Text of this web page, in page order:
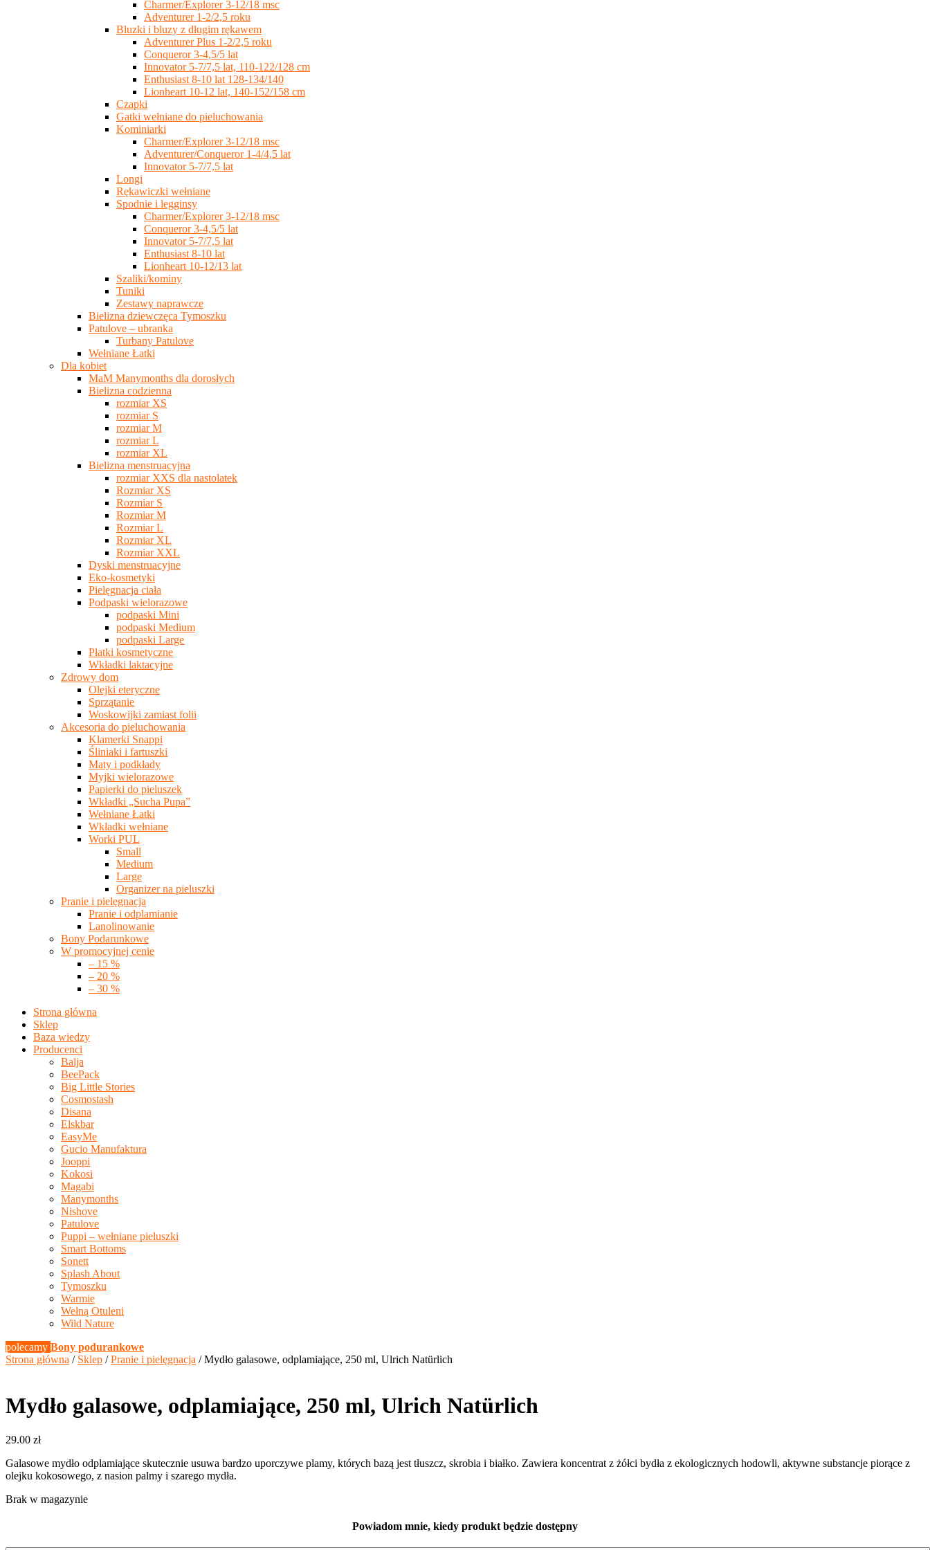
Charmer/Explorer 3-12/18 msc
Adventurer 1-2/2,5 roku
Bluzki i bluzy z długim rękawem
Adventurer Plus 1-2/2,5 roku
Conqueror 3-4,5/5 lat
Innovator 5-7/7,5 lat, 110-122/128 cm
Enthusiast 8-10 lat 128-134/140
Lionheart 10-12 lat, 140-152/158 cm
Czapki
Gatki wełniane do pieluchowania
Kominiarki
Charmer/Explorer 3-12/18 msc
Adventurer/Conqueror 1-4/4,5 lat
Innovator 5-7/7,5 lat
Longi
Rękawiczki wełniane
Spodnie i legginsy
Charmer/Explorer 3-12/18 msc
Conqueror 3-4,5/5 lat
Innovator 5-7/7,5 lat
Enthusiast 8-10 lat
Lionheart 10-12/13 lat
Szaliki/kominy
Tuniki
Zestawy naprawcze
Bielizna dziewczęca Tymoszku
Patulove – ubranka
Turbany Patulove
Wełniane Łatki
Dla kobiet
MaM Manymonths dla dorosłych
Bielizna codzienna
rozmiar XS
rozmiar S
rozmiar M
rozmiar L
rozmiar XL
Bielizna menstruacyjna
rozmiar XXS dla nastolatek
Rozmiar XS
Rozmiar S
Rozmiar M
Rozmiar L
Rozmiar XL
Rozmiar XXL
Dyski menstruacyjne
Eko-kosmetyki
Pielęgnacja ciała
Podpaski wielorazowe
podpaski Mini
podpaski Medium
podpaski Large
Płatki kosmetyczne
Wkładki laktacyjne
Zdrowy dom
Olejki eteryczne
Sprzątanie
Woskowijki zamiast folii
Akcesoria do pieluchowania
Klamerki Snappi
Śliniaki i fartuszki
Maty i podkłady
Myjki wielorazowe
Papierki do pieluszek
Wkładki „Sucha Pupa”
Wełniane Łatki
Wkładki wełniane
Worki PUL
Small
Medium
Large
Organizer na pieluszki
Pranie i pielęgnacja
Pranie i odplamianie
Lanolinowanie
Bony Podarunkowe
W promocyjnej cenie
– 15 %
– 20 %
– 30 %
Strona główna
Sklep
Baza wiedzy
Producenci
Balja
BeePack
Big Little Stories
Cosmostash
Disana
Elskbar
EasyMe
Gucio Manufaktura
Jooppi
Kokosi
Magabi
Manymonths
Nishove
Patulove
Puppi – wełniane pieluszki
Smart Bottoms
Sonett
Splash About
Tymoszku
Warmie
Wełną Otuleni
Wild Nature
polecamy Bony podurankowe
Strona główna / Sklep /Pranie i pielęgnacja / Mydło galasowe, odplamiające, 250 ml, Ulrich Natürlich
Mydło galasowe, odplamiające, 250 ml, Ulrich Natürlich
29.00 zł
Galasowe mydło odplamiające skutecznie usuwa bardzo uporczywe plamy, których bazą jest tłuszcz, skrobia i białko. Zawiera koncentrat z żółci bydła z ekologicznych hodowli, aktywne substancje piorące z
olejku kokosowego, z nasion palmy i szarego mydła.
Brak w magazynie
Powiadom mnie, kiedy produkt będzie dostępny